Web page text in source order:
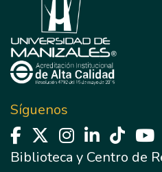
Síguenos
Biblioteca y Centro de